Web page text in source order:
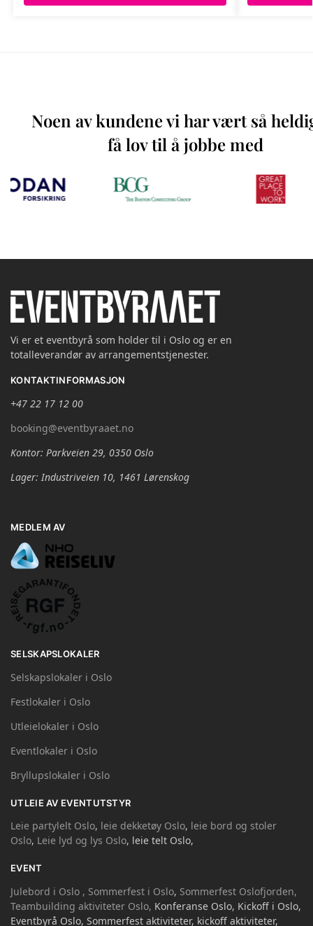
Noen av kundene vi har vært så
få lov til å jobbe med
Vi er et eventbyrå som holder til i Oslo og er en
totalleverandør av arrangementstjenester.
KONTAKTINFORMASJON
+47 22 17 12 00
booking@eventbyraaet.no
Kontor: Parkveien 29, 0350 Oslo
Lager: Industriveien 10, 1461 Lørenskog
MEDLEM AV
SELSKAPSLOKALER
Selskapslokaler i Oslo
Festlokaler i Oslo
Utleielokaler i Oslo
Eventlokaler i Oslo
Bryllupslokaler i Oslo
UTLEIE AV EVENTUTSTYR
Leie partylelt Oslo, leie dekketøy Oslo, leie bord og stoler
Oslo, Leie lyd og lys Oslo, leie telt Oslo,
EVENT
Julebord i Oslo , Sommerfest i Oslo, Sommerfest Oslofjorden,
Teambuilding aktiviteter Oslo, Konferanse Oslo, Kickoff i Oslo,
Eventbyrå Oslo, Sommerfest aktiviteter, kickoff aktiviteter,